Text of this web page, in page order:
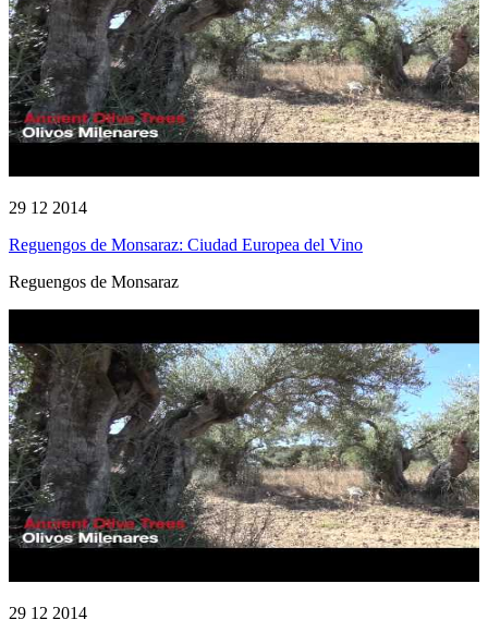
29 12 2014
Reguengos de Monsaraz: Ciudad Europea del Vino
Reguengos de Monsaraz
29 12 2014